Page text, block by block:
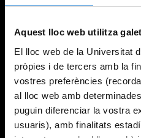
Aquest lloc web utilitza
El lloc web de la Universitat
pròpies i de tercers amb la
vostres preferències
al lloc web amb
puguin diferenciar la vostra
usuaris), amb finalitats